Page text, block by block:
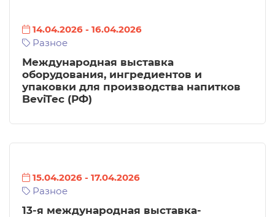
14.04.2026 - 16.04.2026
Разное
Международная выставка
оборудования, ингредиентов и
упаковки для производства напитков
BeviTec (РФ)
15.04.2026 - 17.04.2026
Разное
13-я международная выставка-